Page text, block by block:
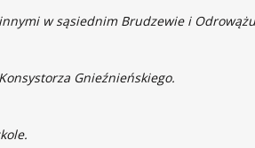
w sąsiednim Brudzewie i
Gnieźnieńskiego.